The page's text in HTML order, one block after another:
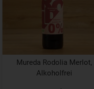
Mureda Rodolia Merlot,
Alkoholfrei